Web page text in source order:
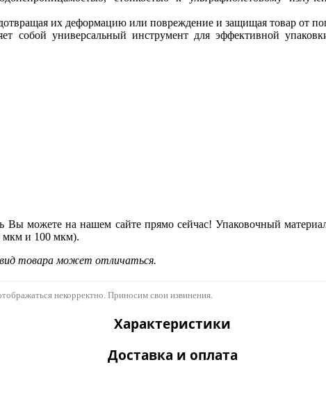
их деформацию или повреждение и защищая товар от
собой универсальный инструмент для эффективной
Вы можете на нашем сайте прямо сейчас! Упаковочный
и 100 мкм).
товара может отличаться.
некорректно. Приносим свои извинения.
Характеристики
Доставка и оплата